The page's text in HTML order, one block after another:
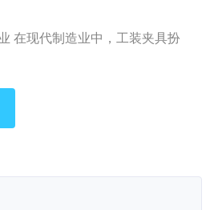
在现代制造业中，工装夹具扮